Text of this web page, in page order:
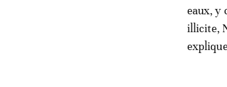
eaux, y
illicite,